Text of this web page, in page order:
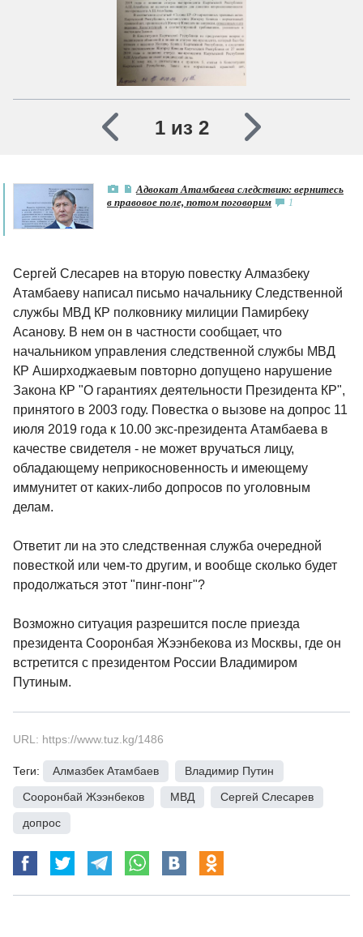
1 из 2
Адвокат Атамбаева следствию: вернитесь
в правовое поле, потом поговорим
1
Сергей Слесарев на вторую повестку Алмазбеку
Атамбаеву написал письмо начальнику Следственной
службы МВД КР полковнику милиции Памирбеку
Асанову. В нем он в частности сообщает, что
начальником управления следственной службы МВД
КР Аширходжаевым повторно допущено нарушение
Закона КР "О гарантиях деятельности Президента КР",
принятого в 2003 году. Повестка о вызове на допрос 11
июля 2019 года к 10.00 экс-президента Атамбаева в
качестве свидетеля - не может вручаться лицу,
обладающему неприкосновенность и имеющему
иммунитет от каких-либо допросов по уголовным
делам.
Ответит ли на это следственная служба очередной
повесткой или чем-то другим, и вообще сколько будет
продолжаться этот "пинг-понг"?
Возможно ситуация разрешится после приезда
президента Сооронбая Жээнбекова из Москвы, где он
встретится с президентом России Владимиром
Путиным.
URL: https://www.tuz.kg/1486
Теги: Алмазбек Атамбаев Владимир Путин
Сооронбай Жээнбеков
МВД Сергей Слесарев
допрос